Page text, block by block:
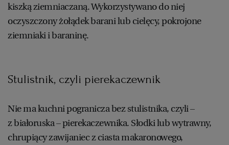
kiszką ziemniaczaną. Wykorzystywano do niej
oczyszczony żołądek barani lub cielęcy, pokrojone
ziemniaki i baraninę.
Stulistnik, czyli pierekaczewnik
Nie ma kuchni pogranicza bez stulistnika, czyli –
z białoruska – pierekaczewnika. Słodki lub wytrawny,
chrupiący zawijaniec z ciasta makaronowego,